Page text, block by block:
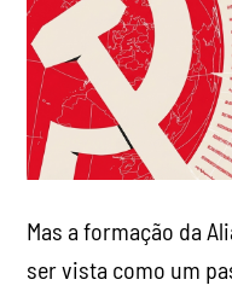
Mas a formação da
ser vista como um